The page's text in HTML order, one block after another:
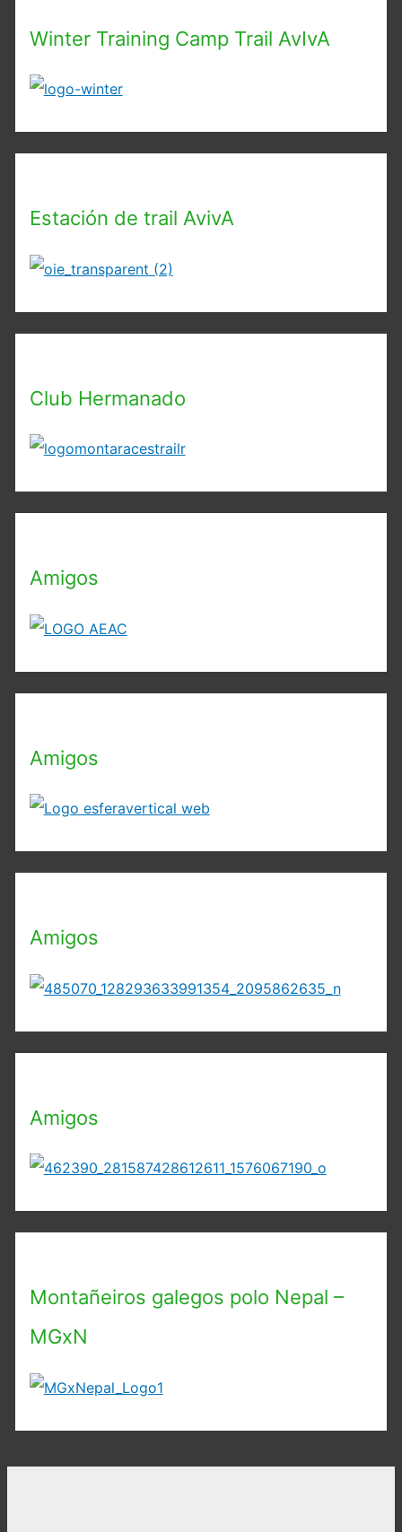
Winter Training Camp Trail AvIvA
Estación de trail AvivA
Club Hermanado
Amigos
Amigos
Amigos
Amigos
Montañeiros galegos polo Nepal –
MGxN